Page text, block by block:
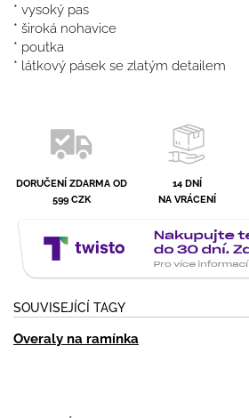
* vysoký pas
* široká nohavice
* poutka
* látkový pásek se zlatým detailem
DORUČENÍ ZDARMA OD
599 CZK
14 DNÍ
NA VRÁCENÍ
SOUVISEJÍCÍ TAGY
Overaly na ramínka